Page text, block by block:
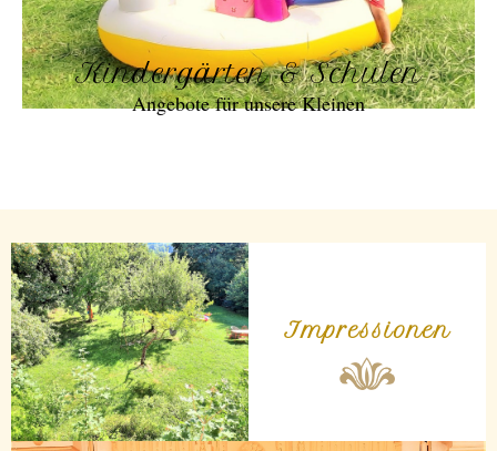
Kindergärten & Schulen
Angebote für unsere Kleinen
Impressionen